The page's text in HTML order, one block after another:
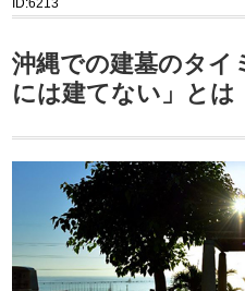
沖縄での建墓のタイ
には建てない」とは